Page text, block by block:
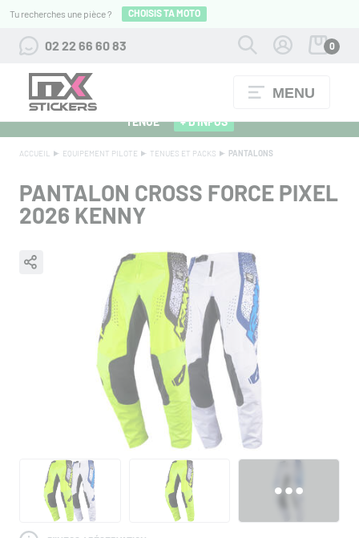
Tu recherches une pièce ? CHOISIS TA MOTO
02 22 66 60 83 0
MENU
ALPINESTARS 27 : FLOCAGE OFFERT POUR L'ACHAT D'UNE
TENUE
+ D'INFOS
ACCUEIL EQUIPEMENT PILOTE TENUES ET PACKS PANTALONS
PANTALON CROSS FORCE PIXEL
2026 KENNY